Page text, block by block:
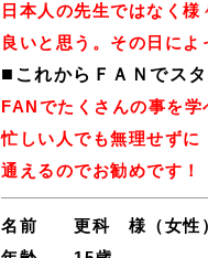
日本人の先生ではなく
良いと思う。その日によ
■ これからＦＡＮでス
FANでたくさんの事を学
忙しい人でも無理せずに
通えるのでお勧めです！
名前 更科 様（女性